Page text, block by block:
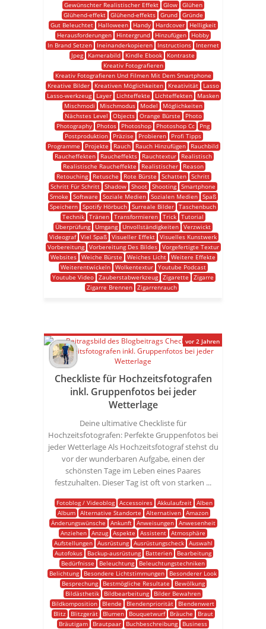
Gewünschter Realistischer Effekt
Glow
Glühen
Glühend-effekt
Glühend-effekts Grund
Gründe
Gut Beleuchtet
Halloween Handy Hardcover
Helligkeit
Herausforderungen
Hintergrund Hinzufügen
Hobby
In Brand Setzen
Ineinanderkopieren Instructions
Internet
Jpeg
Kamerabild Kindle Ebook
Kontraste
Kreativ Fotografieren
Kreativ Fotografieren Und Filmen Mit Dem Smartphone
Kreative Bilder
Kreativen Möglichkeiten Kreativität
Lasso
Lasso-werkzeug
Layer Lichteffekte Lichteffekten
Masken
Mischmodi
Mischmodus Model
Möglichkeiten
Nächstes Level
Objects Orange Bürste
Photo
Photography
Photos Photoshop Photoshop Cc
Png
Postproduktion
Präzise Probieren
Profi Tipps
Programme
Projekte Rauch Rauch Hinzufügen
Rauchbild
Raucheffekten
Raucheffekts Rauchtextur
Realistisch
Realistische Raucheffekte
Realistischer
Reason
Retouching
Retusche Rote Bürste Schatten Schritt
Schritt Für Schritt Shadow Shoot Shooting Smartphone
Smoke
Software Soziale Medien Sozialen Medien Spaß
Speichern Spotify Hörbuch Surreale Bilder Taschenbuch
Technik Tränen Transformieren Trick Tutorial
Überprüfung
Umgang Unvollständigkeiten Verzwickt
Videograf Viel Spaß Visueller Effekt Visuelles Kunstwerk
Vorbereitung
Vorbereitung Des Bildes
Vorgefertigte Textur
Websites Weiche Bürste Weiches Licht Weitere Effekte
Weiterentwickeln
Wolkentextur
Youtube Podcast
Youtube Video Zauberstabwerkzeug Zigarette
Zigarre
Zigarre Brennen
Zigarrenrauch
Checkliste für Hochzeitsfotografen
inkl. Gruppenfotos bei jeder
Wetterlage
Deine ultimative Checkliste für
Hochzeitsfotografen: Perfekte Gruppenfotos bei
jeder Wetterlage Als Hochzeitsfotograf stehst du
vor der wunderbaren Aufgabe, einen der
schönsten Tage im Leben eines Paares
festzuhalten. Dieser Tag ist oft von starken ...
Fotoblog / Videoblog Accessoires Akkulaufzeit Alben
Album Alternative Standorte Alternativen Amazon
Änderungswünsche
Ankunft Anweisungen
Anwesenheit
Anziehen Anzug Aspekte Assistent Atmosphäre
Aufstellungen
Ausrüstung Ausrüstungscheck
Auswahl
Autofokus
Backup-ausrüstung Batterien
Bearbeitung
Bedürfnisse
Beleuchtung
Beleuchtungstechniken
Belichtung
Besondere Lichtstimmungen
Besonderer Look
Besprechung
Bestmögliche Resultate
Bewölkung
Bildästhetik
Bildbearbeitung
Bilder Bewahren
Bildkomposition
Blende Blendenpriorität
Blendenwert
Blitz
Blitzgerät Blumen Bouquetwurf Bräuche
Braut
Bräutigam
Brautpaar Buchbeschreibung
Business
vor 2 Jahren